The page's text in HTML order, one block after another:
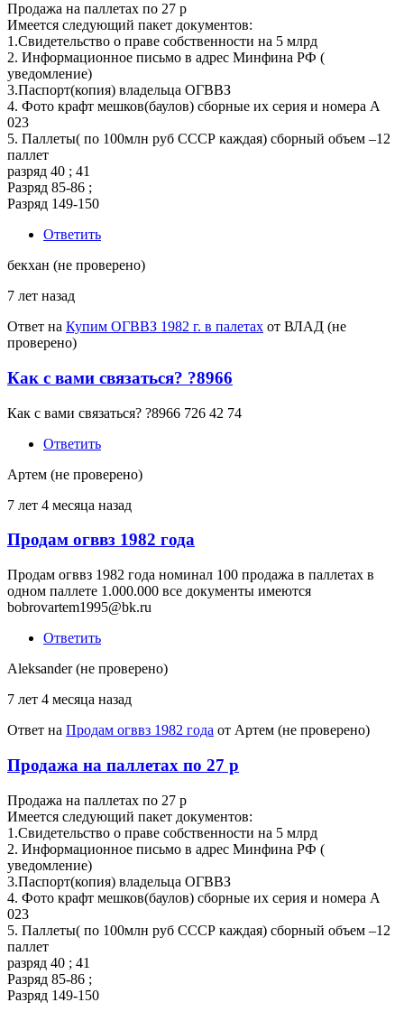
Продажа на паллетах по 27 р
Имеется следующий пакет документов:
1.Свидетельство о праве собственности на 5 млрд
2. Информационное письмо в адрес Минфина РФ (
уведомление)
3.Паспорт(копия) владельца ОГВВЗ
4. Фото крафт мешков(баулов) сборные их серия и номера А
023
5. Паллеты( по 100млн руб СССР каждая) сборный объем –12
паллет
разряд 40 ; 41
Разряд 85-86 ;
Разряд 149-150
Ответить
бекхан (не проверено)
7 лет назад
Ответ на Купим ОГВВЗ 1982 г. в палетах от ВЛАД (не
проверено)
Как с вами связаться? ?8966
Как с вами связаться? ?8966 726 42 74
Ответить
Артем (не проверено)
7 лет 4 месяца назад
Продам огввз 1982 года
Продам огввз 1982 года номинал 100 продажа в паллетах в
одном паллете 1.000.000 все документы имеются
bobrovartem1995@bk.ru
Ответить
Aleksander (не проверено)
7 лет 4 месяца назад
Ответ на Продам огввз 1982 года от Артем (не проверено)
Продажа на паллетах по 27 р
Продажа на паллетах по 27 р
Имеется следующий пакет документов:
1.Свидетельство о праве собственности на 5 млрд
2. Информационное письмо в адрес Минфина РФ (
уведомление)
3.Паспорт(копия) владельца ОГВВЗ
4. Фото крафт мешков(баулов) сборные их серия и номера А
023
5. Паллеты( по 100млн руб СССР каждая) сборный объем –12
паллет
разряд 40 ; 41
Разряд 85-86 ;
Разряд 149-150